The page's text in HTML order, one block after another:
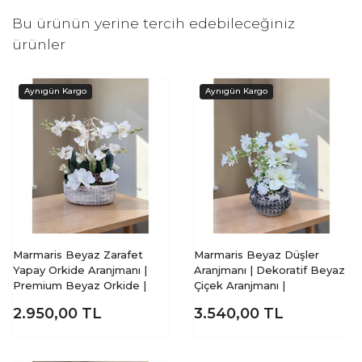
Bu ürünün yerine tercih edebileceğiniz
ürünler
Marmaris Beyaz Zarafet
Yapay Orkide Aranjmanı |
Premium Beyaz Orkide |
2.950,00 TL
Marmaris Beyaz Düşler
Aranjmanı | Dekoratif Beyaz
Çiçek Aranjmanı |
3.540,00 TL